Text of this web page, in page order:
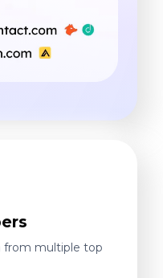
from multiple top